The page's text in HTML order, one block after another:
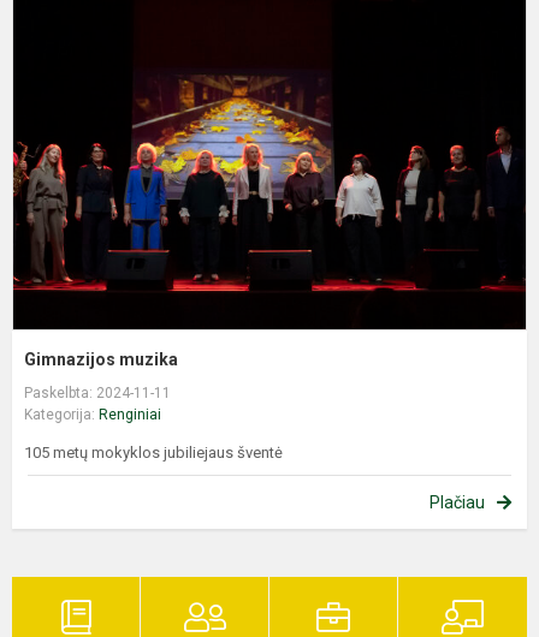
Gimnazijos muzika
Paskelbta: 2024-11-11
Kategorija: Renginiai
105 metų mokyklos jubiliejaus šventė
Plačiau